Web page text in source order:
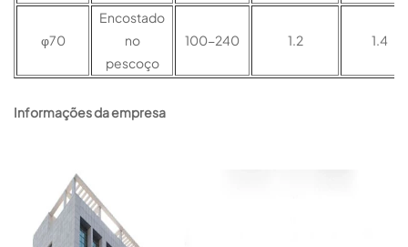
φ70
Encostado
no
pescoço
100-240 1.2 1.4
Informações da empresa